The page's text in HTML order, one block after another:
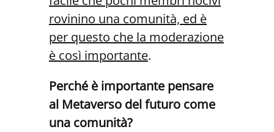
rovinino una comunità, ed è
per questo che la moderazione
è così importante.
Perché è importante pensare
al Metaverso del futuro come
una comunità?